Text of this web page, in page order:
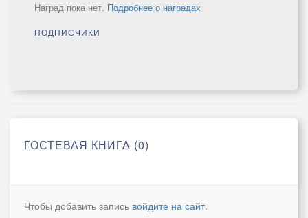
Наград пока нет. Подробнее о наградах
ПОДПИСЧИКИ
ГОСТЕВАЯ КНИГА (0)
Чтобы добавить запись войдите на сайт.